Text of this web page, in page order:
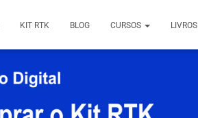
KIT RTK BLOG CURSOS LIVROS